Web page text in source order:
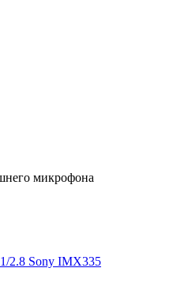
микрофона
2.8 Sony IMX335